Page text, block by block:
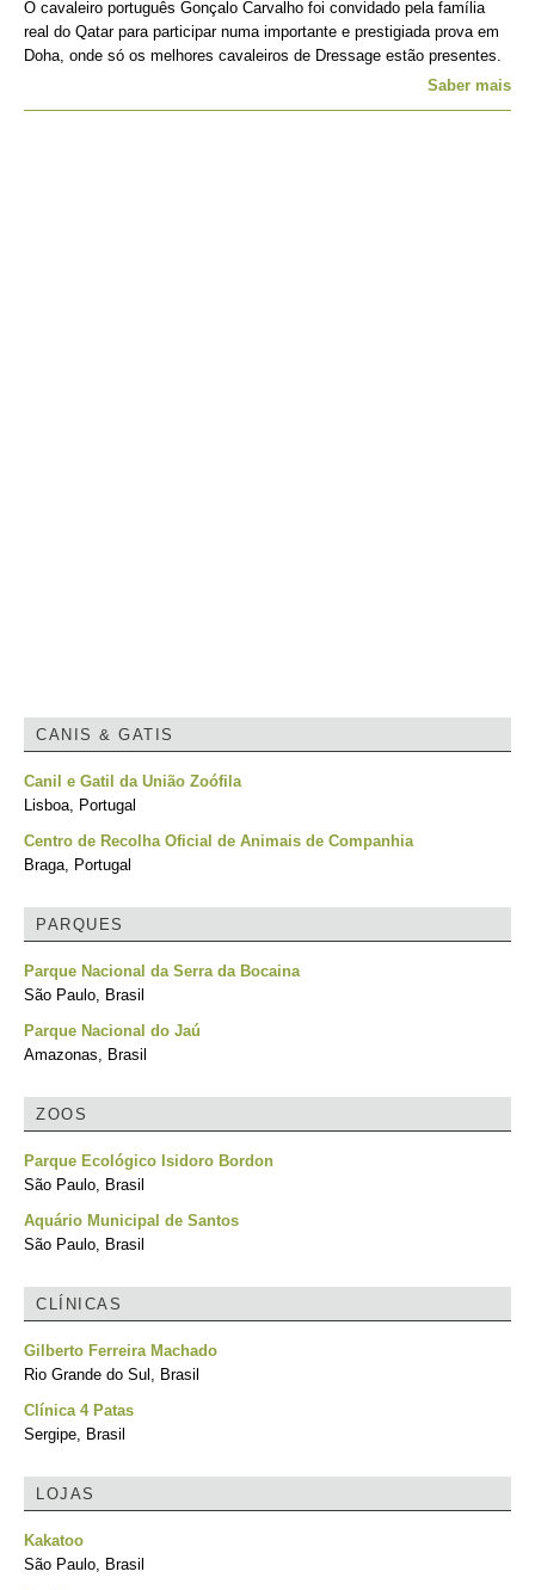
O cavaleiro português Gonçalo Carvalho foi convidado pela família
real do Qatar para participar numa importante e prestigiada prova em
Doha, onde só os melhores cavaleiros de Dressage estão presentes.
Saber mais
CANIS & GATIS
Canil e Gatil da União Zoófila
Lisboa, Portugal
Centro de Recolha Oficial de Animais de Companhia
Braga, Portugal
PARQUES
Parque Nacional da Serra da Bocaina
São Paulo, Brasil
Parque Nacional do Jaú
Amazonas, Brasil
ZOOS
Parque Ecológico Isidoro Bordon
São Paulo, Brasil
Aquário Municipal de Santos
São Paulo, Brasil
CLÍNICAS
Gilberto Ferreira Machado
Rio Grande do Sul, Brasil
Clínica 4 Patas
Sergipe, Brasil
LOJAS
Kakatoo
São Paulo, Brasil